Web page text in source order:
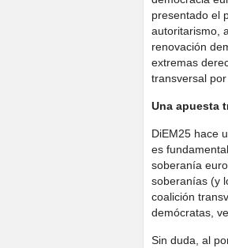
presentado el
autoritarismo,
renovación
extremas
transversal
Una apuesta
DiEM25 hace
es
soberanía
soberanías (y
coalición
demócratas,
Sin duda, al